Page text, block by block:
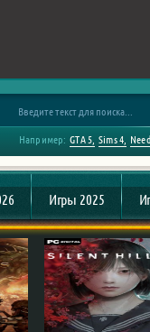
Например: GTA 5 Sims 4
Игры 2025